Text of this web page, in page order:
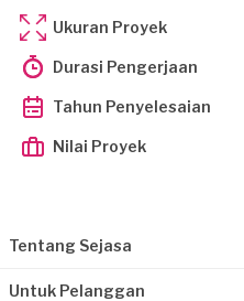
Ukuran Proyek
Durasi Pengerjaan
Tahun Penyelesaian
Nilai Proyek
Tentang Sejasa
Untuk Pelanggan